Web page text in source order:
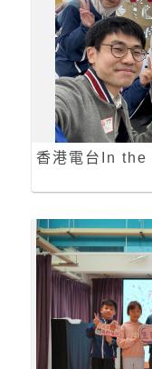
香港電台In the